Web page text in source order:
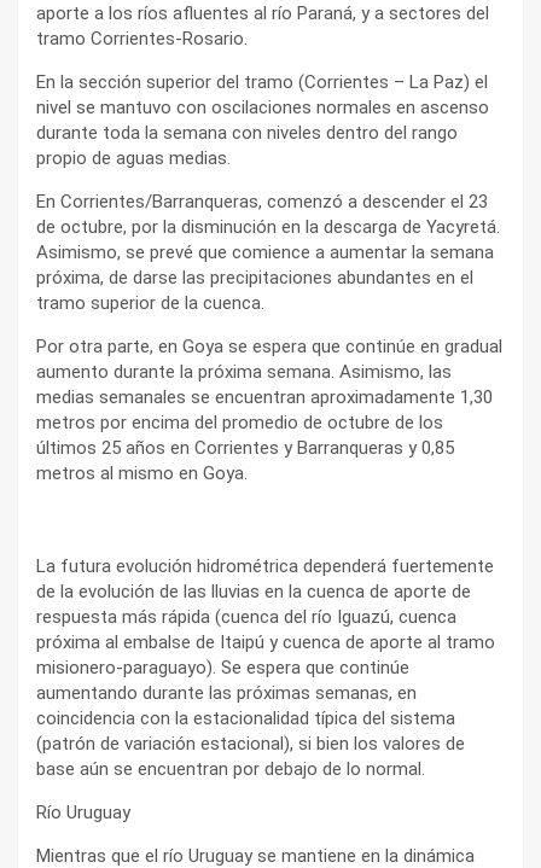
aporte a los ríos afluentes al río Paraná, y a sectores del
tramo Corrientes-Rosario.
En la sección superior del tramo (Corrientes – La Paz) el
nivel se mantuvo con oscilaciones normales en ascenso
durante toda la semana con niveles dentro del rango
propio de aguas medias.
En Corrientes/Barranqueras, comenzó a descender el 23
de octubre, por la disminución en la descarga de Yacyretá.
Asimismo, se prevé que comience a aumentar la semana
próxima, de darse las precipitaciones abundantes en el
tramo superior de la cuenca.
Por otra parte, en Goya se espera que continúe en gradual
aumento durante la próxima semana. Asimismo, las
medias semanales se encuentran aproximadamente 1,30
metros por encima del promedio de octubre de los
últimos 25 años en Corrientes y Barranqueras y 0,85
metros al mismo en Goya.
La futura evolución hidrométrica dependerá fuertemente
de la evolución de las lluvias en la cuenca de aporte de
respuesta más rápida (cuenca del río Iguazú, cuenca
próxima al embalse de Itaipú y cuenca de aporte al tramo
misionero-paraguayo). Se espera que continúe
aumentando durante las próximas semanas, en
coincidencia con la estacionalidad típica del sistema
(patrón de variación estacional), si bien los valores de
base aún se encuentran por debajo de lo normal.
Río Uruguay
Mientras que el río Uruguay se mantiene en la dinámica